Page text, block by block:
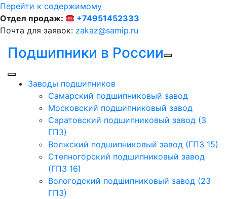
Перейти к содержимому
Отдел продаж:
+74951452333
Почта для заявок: zakaz@samip.ru
Подшипники в России
Заводы подшипников
Cамарский подшипниковый завод
Московский подшипниковый завод
Саратовский подшипниковый завод (3
ГПЗ)
Волжский подшипниковый завод (ГПЗ 15)
Степногорский подшипниковый завод
(ГПЗ 16)
Вологодский подшипниковый завод (23
ГПЗ)